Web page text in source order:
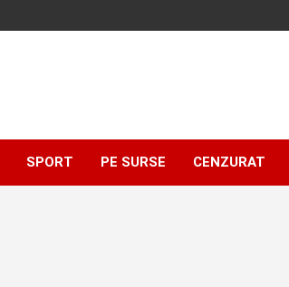
SPORT PE SURSE CENZURAT